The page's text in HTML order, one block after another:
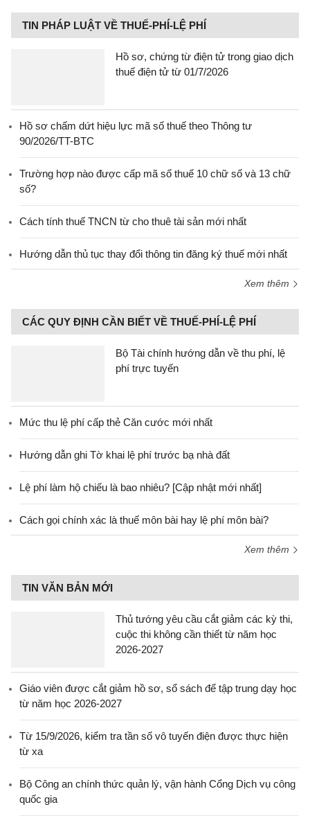
TIN PHÁP LUẬT VỀ THUẾ-PHÍ-LỆ PHÍ
Hồ sơ, chứng từ điện tử trong giao dịch
thuế điện tử từ 01/7/2026
Hồ sơ chấm dứt hiệu lực mã số thuế theo Thông tư
90/2026/TT-BTC
Trường hợp nào được cấp mã số thuế 10 chữ số và 13 chữ
số?
Cách tính thuế TNCN từ cho thuê tài sản mới nhất
Hướng dẫn thủ tục thay đổi thông tin đăng ký thuế mới nhất
Xem thêm
CÁC QUY ĐỊNH CẦN BIẾT VỀ THUẾ-PHÍ-LỆ PHÍ
Bộ Tài chính hướng dẫn về thu phí, lệ
phí trực tuyến
Mức thu lệ phí cấp thẻ Căn cước mới nhất
Hướng dẫn ghi Tờ khai lệ phí trước bạ nhà đất
Lệ phí làm hộ chiếu là bao nhiêu? [Cập nhật mới nhất]
Cách gọi chính xác là thuế môn bài hay lệ phí môn bài?
Xem thêm
TIN VĂN BẢN MỚI
Thủ tướng yêu cầu cắt giảm các kỳ thi,
cuộc thi không cần thiết từ năm học
2026-2027
Giáo viên được cắt giảm hồ sơ, sổ sách để tập trung dạy học
từ năm học 2026-2027
Từ 15/9/2026, kiểm tra tần số vô tuyến điện được thực hiện
từ xa
Bộ Công an chính thức quản lý, vận hành Cổng Dịch vụ công
quốc gia